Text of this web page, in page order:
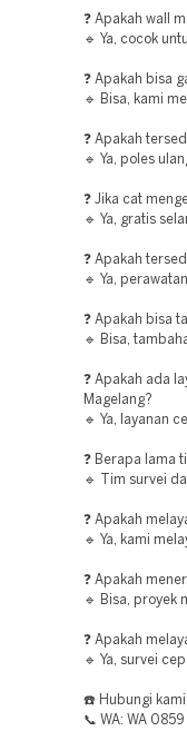
❓ Apakah wall
🔹 Ya, cocok
❓ Apakah bisa
🔹 Bisa, kami
❓ Apakah
🔹 Ya, poles
❓ Jika cat
🔹 Ya, gratis
❓ Apakah
🔹 Ya,
❓ Apakah bisa
🔹 Bisa,
❓ Apakah ada
Magelang?
🔹 Ya, layanan
❓ Berapa lama
🔹 Tim survei
❓ Apakah
🔹 Ya, kami
❓ Apakah
🔹 Bisa, proyek
❓ Apakah
🔹 Ya, survei
☎️ Hubungi kami
📞 WA: WA